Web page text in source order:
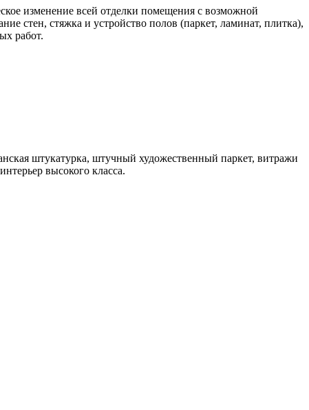
изменение всей отделки помещения с возможной
стен, стяжка и устройство полов (паркет, ламинат, плитка),
работ.
штукатурка, штучный художественный паркет, витражи
высокого класса.